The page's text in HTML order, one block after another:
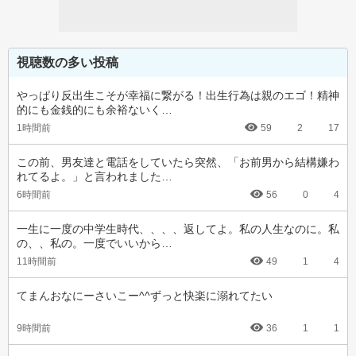
視聴数の多い投稿
やっぱり反出生こそが幸福に繋がる！出生行為は親のエゴ！精神
的にも金銭的にも余裕ないく…
1時間前 59 2 17
この前、男友達と電話をしていたら突然、「お前男から結構嫌わ
れてるよ。」と言われました…
6時間前 56 0 4
一生に一度の中学生時代、、、、返してよ。私の人生なのに。私
の、、私の。一度でいいから…
11時間前 49 1 4
てまんおなにーさいこー^^ずっと快楽に溺れてたい
9時間前 36 1 1